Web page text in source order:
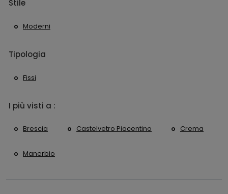
Stile
Moderni
Tipologia
Fissi
I più visti a :
Brescia Castelvetro Piacentino Crema
Manerbio